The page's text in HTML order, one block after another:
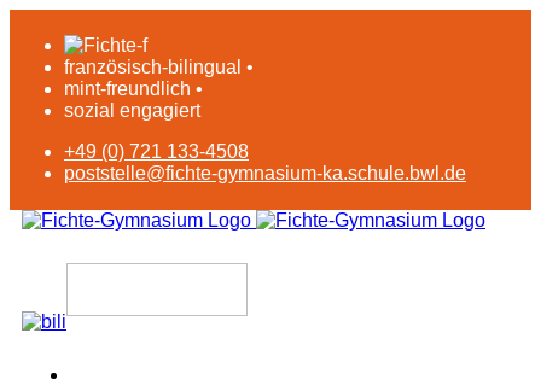
französisch-bilingual •
mint-freundlich •
sozial engagiert
+49 (0) 721 133-4508
poststelle@fichte-gymnasium-ka.schule.bwl.de